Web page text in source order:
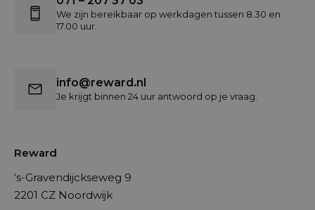
We zijn bereikbaar op werkdagen tussen 8.30 en
17.00 uur.
info@reward.nl
Je krijgt binnen 24 uur antwoord op je vraag.
Reward
‘s-Gravendijckseweg 9
2201 CZ Noordwijk